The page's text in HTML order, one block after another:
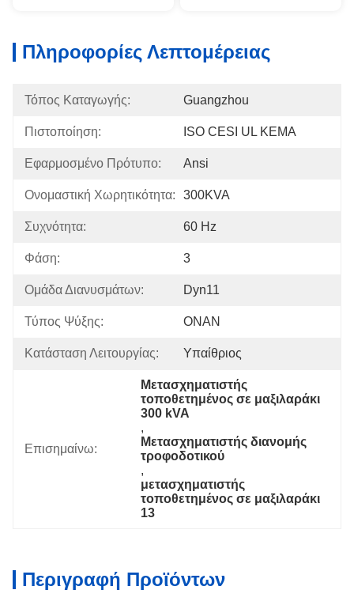
Πληροφορίες Λεπτομέρειας
Τόπος Καταγωγής: Guangzhou
Πιστοποίηση: ISO CESI UL KEMA
Εφαρμοσμένο Πρότυπο: Ansi
Ονομαστική Χωρητικότητα: 300KVA
Συχνότητα: 60 Hz
Φάση: 3
Ομάδα Διανυσμάτων: Dyn11
Τύπος Ψύξης: ΟΝΑΝ
Κατάσταση Λειτουργίας: Υπαίθριος
Επισημαίνω:
Μετασχηματιστής
τοποθετημένος σε μαξιλαράκι
300 kVA
,
Μετασχηματιστής διανομής
τροφοδοτικού
,
μετασχηματιστής
τοποθετημένος σε μαξιλαράκι
13
Περιγραφή Προϊόντων